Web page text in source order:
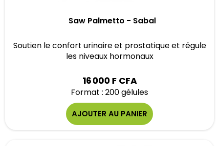
Saw Palmetto - Sabal
Soutien le confort urinaire et prostatique et régule
les niveaux hormonaux
16 000 F CFA
Format : 200 gélules
AJOUTER AU PANIER